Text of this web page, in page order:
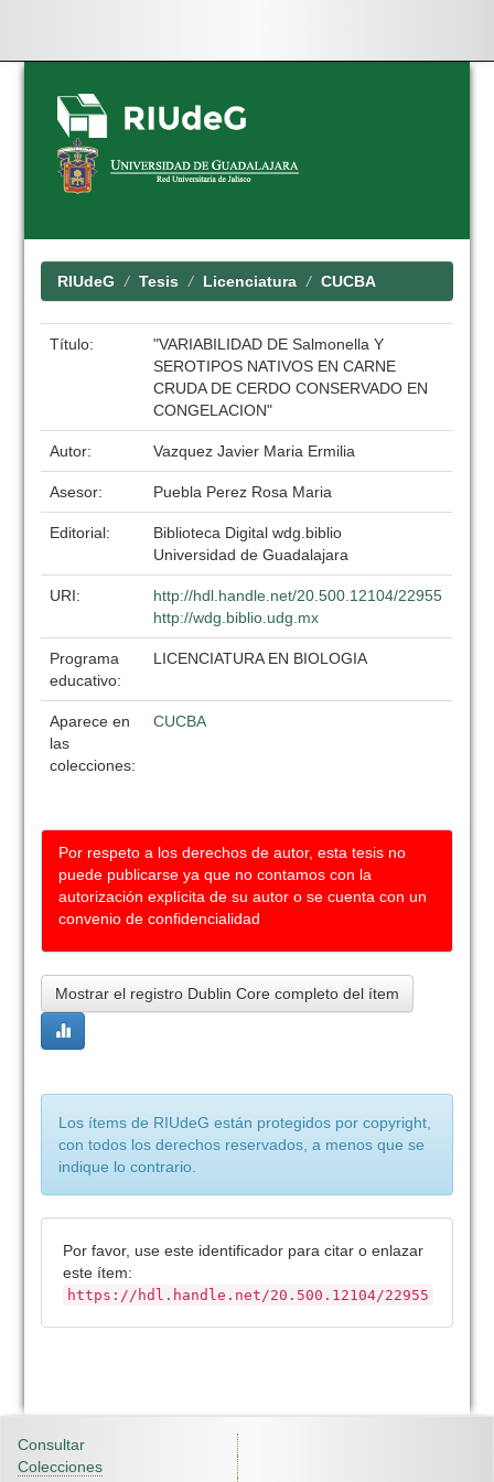
Skip
navigation
RIUdeG Tesis Licenciatura CUCBA
Título:
"VARIABILIDAD DE Salmonella Y
SEROTIPOS NATIVOS EN CARNE
CRUDA DE CERDO CONSERVADO EN
CONGELACION"
Autor: Vazquez Javier Maria Ermilia
Asesor: Puebla Perez Rosa Maria
Editorial:
Biblioteca Digital wdg.biblio
Universidad de Guadalajara
URI:
http://hdl.handle.net/20.500.12104/22955
http://wdg.biblio.udg.mx
Programa
educativo:
LICENCIATURA EN BIOLOGIA
Aparece en
las
colecciones:
CUCBA
Por respeto a los derechos de autor, esta tesis no
puede publicarse ya que no contamos con la
autorización explícita de su autor o se cuenta con un
convenio de confidencialidad
Mostrar el registro Dublin Core completo del ítem
Los ítems de RIUdeG están protegidos por copyright,
con todos los derechos reservados, a menos que se
indique lo contrario.
Por favor, use este identificador para citar o enlazar
este ítem:
https://hdl.handle.net/20.500.12104/22955
Consultar
Colecciones